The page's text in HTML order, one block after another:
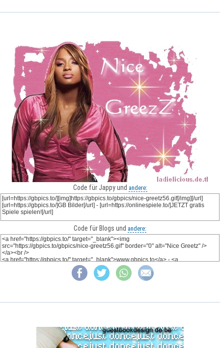
Code für Jappy und andere:
Code für Blogs und andere: